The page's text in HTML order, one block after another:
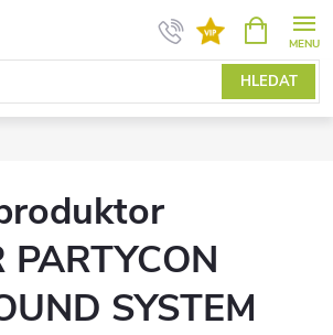
HLEDAT
NÁKUPNÍ
KOŠÍK
PARTYCON
SYSTEM